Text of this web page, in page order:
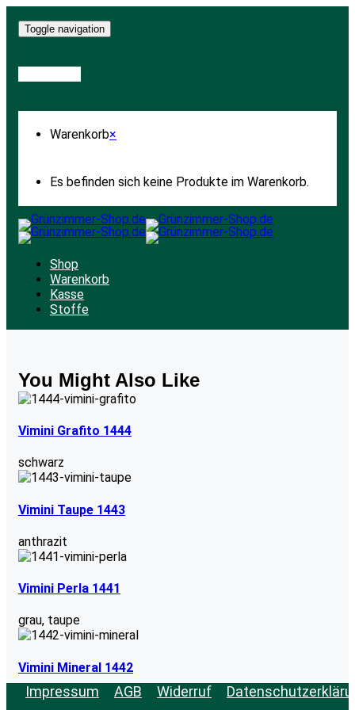
Toggle navigation
Warenkorb×
Es befinden sich keine Produkte im Warenkorb.
Shop
Warenkorb
Kasse
Stoffe
You Might Also Like
Vimini Grafito 1444
schwarz
Vimini Taupe 1443
anthrazit
Vimini Perla 1441
grau, taupe
Vimini Mineral 1442
grau
Impressum AGB Widerruf